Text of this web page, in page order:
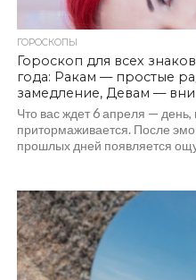
ГОРОСКОПЫ
Гороскоп для всех
года: Ракам — простые
замедление, Девам —
Что вас ждет 6 апреля — день,
притормаживается. После
прошлых дней появляется